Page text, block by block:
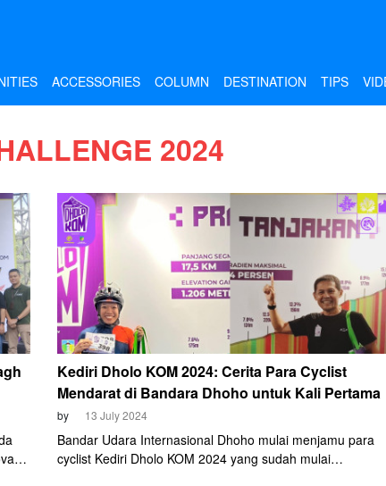
ACCESSORIES COLUMN DESTINATION TIPS
2024
Kediri Dholo KOM 2024: Cerita Para Cyclist
Mendarat di Bandara Dhoho untuk Kali Pertama
by 13 July 2024
Bandar Udara Internasional Dhoho mulai menjamu para
cyclist Kediri Dholo KOM 2024 yang sudah mulai